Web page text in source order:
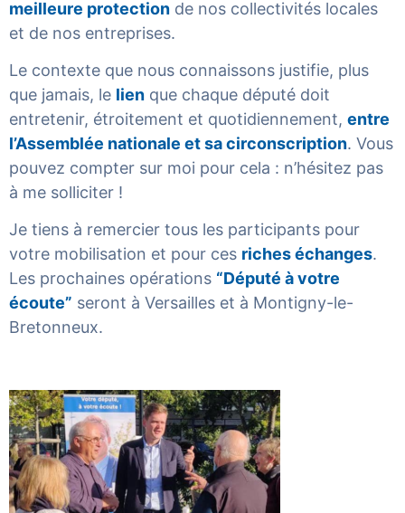
meilleure protection de nos collectivités locales
et de nos entreprises.­
Le contexte que nous connaissons justifie, plus
que jamais, le lien que chaque député doit
entretenir, étroitement et quotidiennement, entre
l’Assemblée nationale et sa circonscription. Vous
pouvez compter sur moi pour cela : n’hésitez pas
à me solliciter !
Je tiens à remercier tous les participants pour
votre mobilisation et pour ces riches échanges.
Les prochaines opérations “Député à votre
écoute” seront à Versailles et à Montigny-le-
Bretonneux.